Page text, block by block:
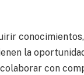
la
con